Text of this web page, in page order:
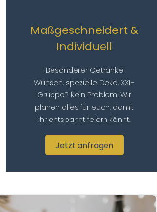
Maßgeschneidert &
Individuell
Besonderer Getränke
Wunsch, spezielle Deko, XXL-
Gruppe? Kein Problem. Wir
planen alles für euch, damit
ihr entspannt feiern könnt.
Jetzt anfragen